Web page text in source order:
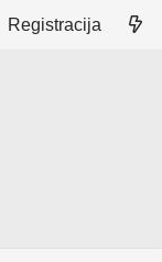
Registracija